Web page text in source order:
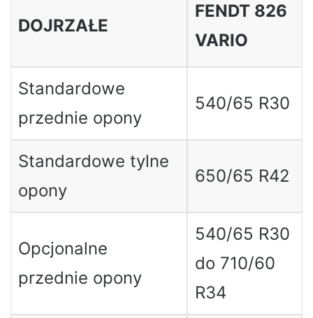
DOJRZAŁE
FENDT 826
VARIO
Standardowe
przednie opony
540/65 R30
Standardowe tylne
opony
650/65 R42
Opcjonalne
przednie opony
540/65 R30
do 710/60
R34